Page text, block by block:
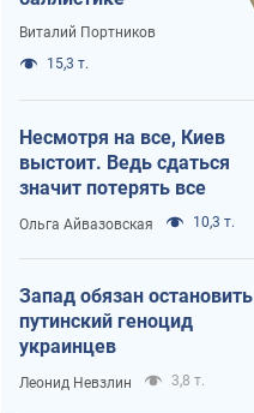
Виталий Портников
15,3 т.
Несмотря на все, Киев
выстоит. Ведь сдаться
значит потерять все
Ольга Айвазовская 10,3 т.
Запад обязан остановить
путинский геноцид
украинцев
Леонид Невзлин 3,8 т.